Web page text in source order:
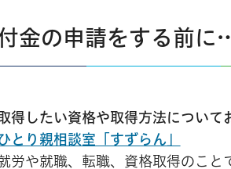
金の申請をする前に
得したい資格や取得方法について
とり親相談室「すずらん」
労や就職、転職、資格取得のこと